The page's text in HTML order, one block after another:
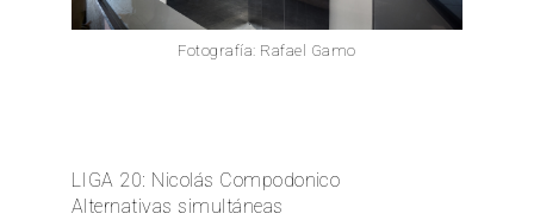
Fotografía: Rafael Gamo
LIGA 20: Nicolás Compodonico
Alternativas simultáneas